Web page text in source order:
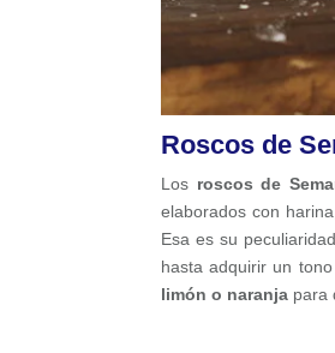
Roscos de
Los roscos de
elaborados con
Esa es su
hasta adquirir un
limón o naranja para